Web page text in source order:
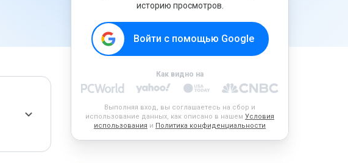
историю просмотров.
Войти с помощью Google
Как видно на
Выполняя вход, вы соглашаетесь на сбор и
использование данных, как описано в нашем Условия
использования и Политика конфиденциальности